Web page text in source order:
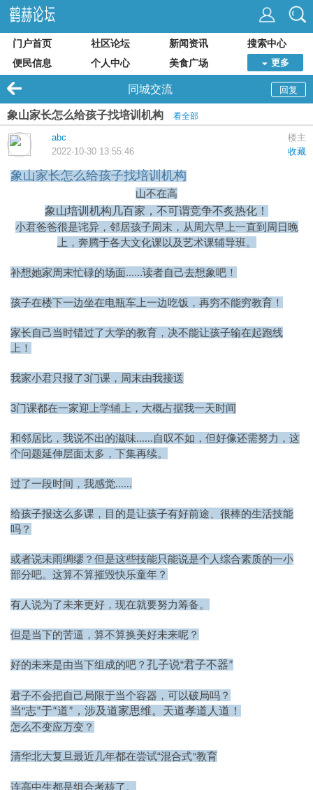
门户首页 社区论坛 新闻资讯
搜索中心
便民信息
个人中心 美食广场 更多
回复
同城交流
象山家长怎么给孩子找培训机构 看全部
楼主
abc
收藏
2022-10-30 13:55:46
象山家长怎么给孩子找培训机构
山不在高
象山培训机构几百家，不可谓竞争不炙热化！
小君爸爸很是诧异，邻居孩子周末，从周六早上一直到周日晚
上，奔腾于各大文化课以及艺术课辅导班。
补想她家周末忙碌的场面......读者自己去想象吧！
孩子在楼下一边坐在电瓶车上一边吃饭，再穷不能穷教育！
家长自己当时错过了大学的教育，决不能让孩子输在起跑线
上！
我家小君只报了3门课，周末由我接送
3门课都在一家迎上学辅 上，大概占据我一天时间
和邻居比，我说不出的滋味......自叹不如，但好像还需努力，这
个问题延伸层面太多，下集再续。
过了一段时间，我感觉......
给孩子报这么多课，目的是让孩子有好前途、很棒的生活技能
吗？
或者说未雨绸缪？但是这些技能只能说是个人综合素质的一小
部分吧。 这算不算摧毁快乐童年？
有人说为了未来更好，现在就要努力筹备。
但是当下的苦逼，算不算换美好未来呢 ？
好的未来是由当下组成的吧？ 孔子说“君子不器”
君子不会把自己局限于当个容器，可以破局吗？
当“志”于“道”，涉及道家思维。天道孝道人道！
怎么不变应万变？
清华北大复旦最近几年都在尝试“混合式”教育
连高中生都是组合考核了。